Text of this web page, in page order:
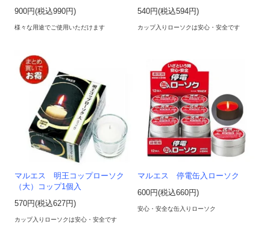
900円(税込990円)
様々な用途でご使用いただけます
540円(税込594円)
カップ入りローソクは安心・安全です
マルエス 明王コップローソク
（大）コップ1個入
570円(税込627円)
カップ入りローソクは安心・安全です
マルエス 停電缶入ローソク
600円(税込660円)
安心・安全な缶入りローソク